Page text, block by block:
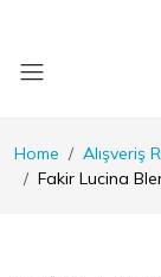
Home
Alışveriş
Fakir Lucina